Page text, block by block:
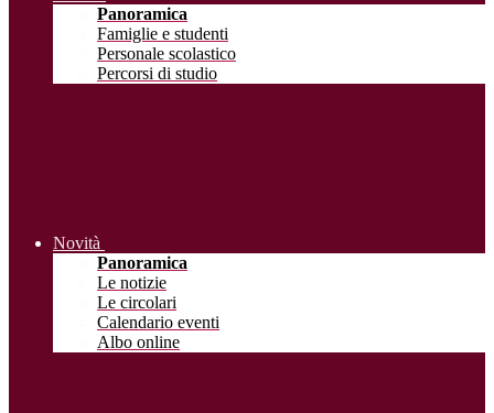
Panoramica
Famiglie e studenti
Personale scolastico
Percorsi di studio
Novità
Panoramica
Le notizie
Le circolari
Calendario eventi
Albo online